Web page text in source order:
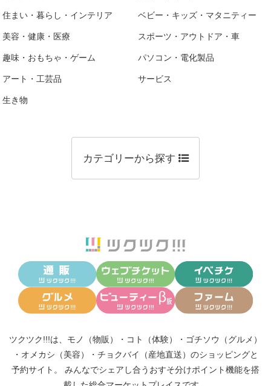
住まい・暮らし・インテリア ベビー・キッズ・マタニティー
美容・健康・医療 スポーツ・アウトドア・車
趣味・おもちゃ・ゲーム パソコン・電化製品
アート・工芸品 サービス
生き物
カテゴリーから探す
ツクツク!!!は、 モノ（物販） ・ コト（体験） ・ ゴチソウ（グルメ）
・ オメカシ（美容） ・ チョクバイ（産地直送） のショッピングと
予約サイト。
みんなでシェアし合う おすそ分けポイント機能を搭